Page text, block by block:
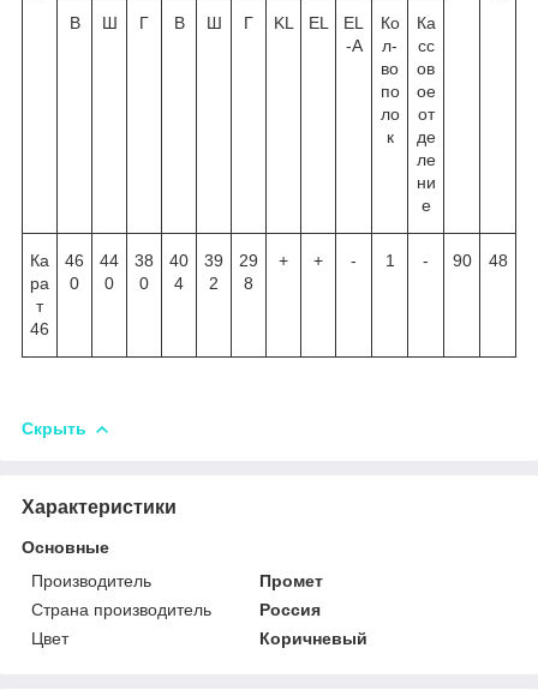
В
Ш Г В Ш Г KL EL
EL
-A
Ко
л-
во
по
ло
к
Ка
сс
ов
ое
от
де
ле
ни
е
Ка
ра
т
46
46
0
44
0
38
0
40
4
39
2
29
8
+ + - 1 - 90 48
Скрыть
Характеристики
Основные
Производитель
Промет
Страна производитель
Россия
Цвет
Коричневый